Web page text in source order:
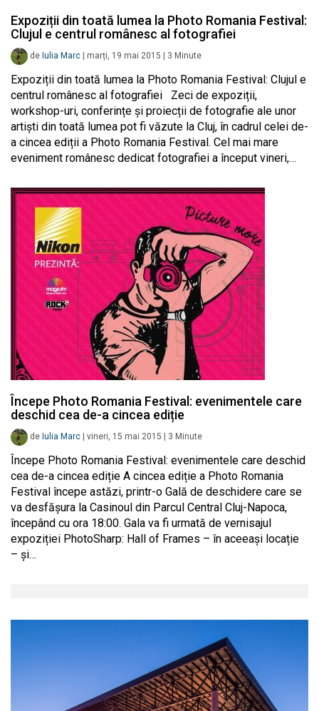
Expoziții din toată lumea la Photo Romania Festival:
Clujul e centrul românesc al fotografiei
de Iulia Marc marți, 19 mai 2015 3 Minute
Expoziții din toată lumea la Photo Romania Festival: Clujul e
centrul românesc al fotografiei Zeci de expoziții,
workshop-uri, conferințe și proiecții de fotografie ale unor
artiști din toată lumea pot fi văzute la Cluj, în cadrul celei de-
a cincea ediții a Photo Romania Festival. Cel mai mare
eveniment românesc dedicat fotografiei a început vineri,…
Începe Photo Romania Festival: evenimentele care
deschid cea de-a cincea ediție
de Iulia Marc vineri, 15 mai 2015 3 Minute
Începe Photo Romania Festival: evenimentele care deschid
cea de-a cincea ediție A cincea ediție a Photo Romania
Festival începe astăzi, printr-o Gală de deschidere care se
va desfășura la Casinoul din Parcul Central Cluj-Napoca,
începând cu ora 18:00. Gala va fi urmată de vernisajul
expoziției PhotoSharp: Hall of Frames – în aceeași locație
– și…